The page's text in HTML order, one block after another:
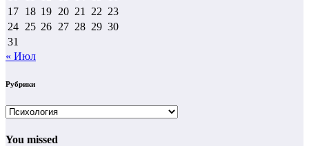
17 18 19 20 21 22 23
24 25 26 27 28 29 30
31
« Июл
Рубрики
Рубрики
You missed